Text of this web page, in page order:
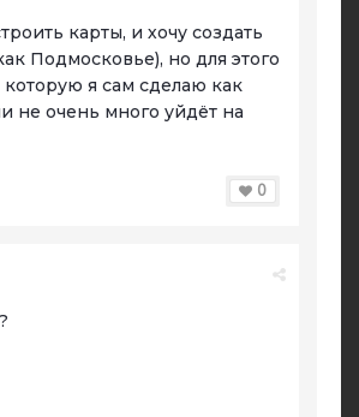
карты, и хочу создать
Подмосковье), но для этого
я сам сделаю как
не очень много уйдёт на
0